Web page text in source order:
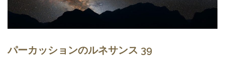
パーカッションのルネサンス 39